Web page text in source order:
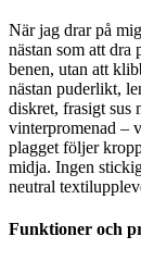
När jag drar på
nästan som att dra
benen, utan att
nästan puderlikt,
diskret, frasigt sus
vinterpromenad –
plagget följer
midja. Ingen
neutral
Funktioner och